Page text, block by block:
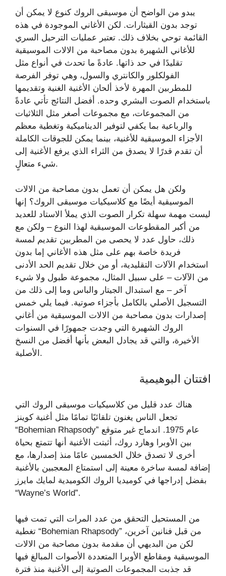
يبدو من الواضح أن موسيقى الروك كنوع لا يمكن أن
توجد بدون القيثارات. لكن الأغاني الموجودة في هذه
القائمة توحي بخلاف ذلك. تعتبر عمليات الترحيل السري
للأغاني الشهيرة بدون مصاحبة من الالات الموسيقية
تقليدًا في حد ذاتها. عادةً ما تحدث في أنواع مثل
الفولكلور والكانتري والسول، وهي توفر الفرصة
للمطربين المهرة لأخذ ألحان الأغنية الغنية وتقديمها
باستخدام الصوت البشري وحده. أفضل النتائج تأتي عادةً
من المجموعات، مع مجموعات أصغر مثل الثلاثيات
والرباعية بما يكفي لتوفير الديناميكية وتغطية معظم
الأجزاء الموسيقية للأغنية، بينما يمكن للجوقات الكاملة
أن تقدم قدرًا لا يصدق من الثراء الذي يرفع الأغنية إلى
شيء متعالٍ.
ولكن هل يمكن أن تعمل بدون مصاحبة من الالات
الموسيقية أيضًا مع كلاسيكيات موسيقى الروك؟ إنها
ليست مهمة سهلة تكرار الصوت الذي يملأ الاستاد للعديد
من أكبر المقطوعات الموسيقية لهذا النوع – ولكن مع
ذلك، حاول عدد لا يحصى من المطربين تقديم لمسة
فريدة خاصة بهم على مثل هذه الأغاني إما بدون
استخدام الآلات التقليدية، أو من خلال تقديم الحد الأدنى
من الآلات – على سبيل المثال، مجموعة طبول ولا شيء
آخر – مع استبدال الجيتار والباس وما إلى ذلك من
التسجيل الأصلي بالكامل بأجزاء صوتية. فيما يلي خمس
إصدارات بدون مصاحبة من الالات الموسيقية من أغاني
الروك الشهيرة التي وجدت جمهورًا في السنوات
الأخيرة، والتي قد يجادل البعض بأنها أفضل من النسخ
الأصلية.
افتتان البوهيمية
هناك عدد قليل من كلاسيكيات موسيقى الروك التي
تجعل الناس يغنون تلقائيًا تمامًا مثل أغنية كوينز
“Bohemian Rhapsody” عام 1975. اندماج غير متوقع
بين الأوبرا وهارد روك، أثبتت الأغنية أنها تتمتع بحياة
أخرى لا تصدق خلال الخمسين عامًا منذ إصدارها، مع
إضافة لمسة ساخرة معينة إلى استمتاع المعجبين بالأغنية
بفضل إدراجها في كوميديا ​​الروك الكوميدية لمايك مايرز
“Wayne’s World”.
من المستحيل التحقق من عدد المرات التي تمت فيها
تغطية “Bohemian Rhapsody” من قبل فنانين آخرين،
لكن من البديهي أن مقدمة بدون مصاحبة من الالات
الموسيقية ومقاطع الأوبرا المتعددة الأصوات المبالغ فيها
قد جذبت المجموعات الصوتية إلى الأغنية منذ فترة